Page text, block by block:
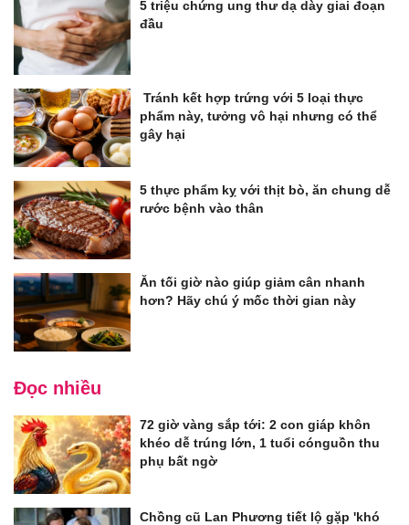
5 triệu chứng ung thư dạ dày giai đoạn
đầu
Tránh kết hợp trứng với 5 loại thực
phẩm này, tưởng vô hại nhưng có thể
gây hại
5 thực phẩm kỵ với thịt bò, ăn chung dễ
rước bệnh vào thân
Ăn tối giờ nào giúp giảm cân nhanh
hơn? Hãy chú ý mốc thời gian này
Đọc nhiều
72 giờ vàng sắp tới: 2 con giáp khôn
khéo dễ trúng lớn, 1 tuổi cónguồn thu
phụ bất ngờ
Chồng cũ Lan Phương tiết lộ gặp 'khó